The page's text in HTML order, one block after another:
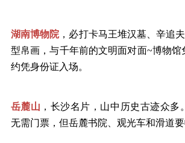
湖南博物院，必打卡马王堆汉墓、辛追
型帛画，与千年前的文明面对面~博物馆
约凭身份证入场。
岳麓山 ，长沙名片，山中历史古迹众多
无需门票，但岳麓书院、观光车和滑道